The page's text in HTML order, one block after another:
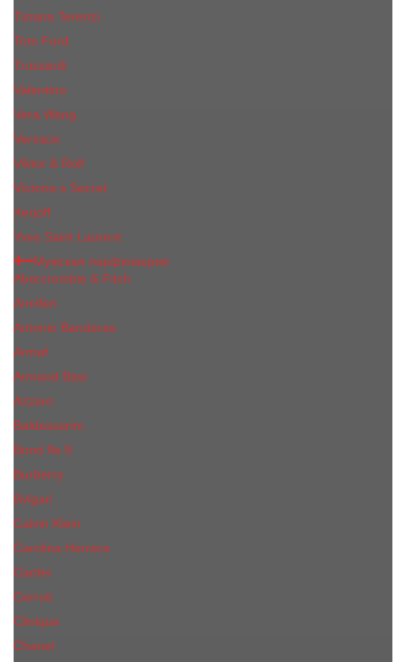
Tiziana Terenzi
Tom Ford
Trussardi
Valentino
Vera Wang
Versace
Viktor & Rolf
Victoria s Secret
Xerjoff
Yves Saint Laurent
Мужская парфюмерия
Abercrombie & Fitch
Annifen
Antonio Banderas
Armaf
Armand Basi
Azzaro
Baldessarini
Bond № 9
Burberry
Bvlgari
Calvin Klein
Carolina Herrera
Cartier
Cerruti
Сliniquе
Chanel